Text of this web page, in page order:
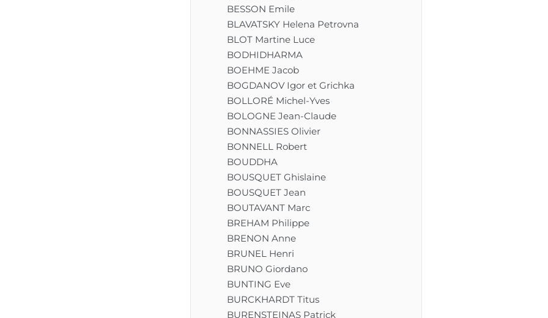
BESSON Emile
BLAVATSKY Helena Petrovna
BLOT Martine Luce
BODHIDHARMA
BOEHME Jacob
BOGDANOV Igor et Grichka
BOLLORÉ Michel-Yves
BOLOGNE Jean-Claude
BONNASSIES Olivier
BONNELL Robert
BOUDDHA
BOUSQUET Ghislaine
BOUSQUET Jean
BOUTAVANT Marc
BREHAM Philippe
BRENON Anne
BRUNEL Henri
BRUNO Giordano
BUNTING Eve
BURCKHARDT Titus
BURENSTEINAS Patrick